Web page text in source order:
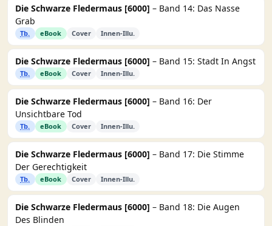
Die Schwarze Fledermaus [6000] – Band 14: Das Nasse
Grab
Tb. eBook Cover Innen-Illu.
Die Schwarze Fledermaus [6000] – Band 15: Stadt In Angst
Tb. eBook Cover Innen-Illu.
Die Schwarze Fledermaus [6000] – Band 16: Der
Unsichtbare Tod
Tb. eBook Cover Innen-Illu.
Die Schwarze Fledermaus [6000] – Band 17: Die Stimme
Der Gerechtigkeit
Tb. eBook Cover Innen-Illu.
Die Schwarze Fledermaus [6000] – Band 18: Die Augen
Des Blinden